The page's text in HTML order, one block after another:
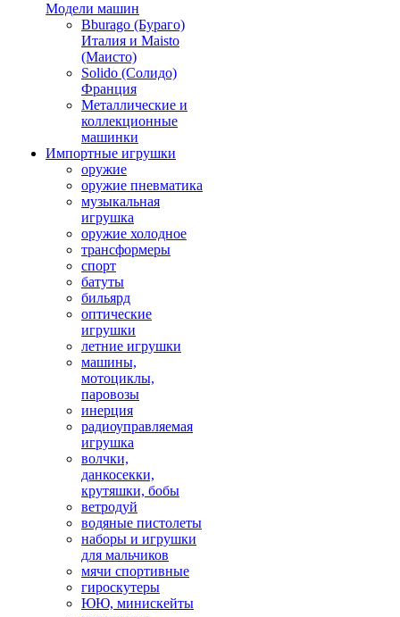
Модели машин
Bburago (Бураго)
Италия и Maisto
(Маисто)
Solido (Солидо)
Франция
Металлические и
коллекционные
машинки
Импортные игрушки
оружие
оружие пневматика
музыкальная
игрушка
оружие холодное
трансформеры
спорт
батуты
бильярд
оптические
игрушки
летние игрушки
машины,
мотоциклы,
паровозы
инерция
радиоуправляемая
игрушка
волчки,
данкосекки,
крутяшки, бобы
ветродуй
водяные пистолеты
наборы и игрушки
для мальчиков
мячи спортивные
гироскутеры
ЮЮ, минискейты